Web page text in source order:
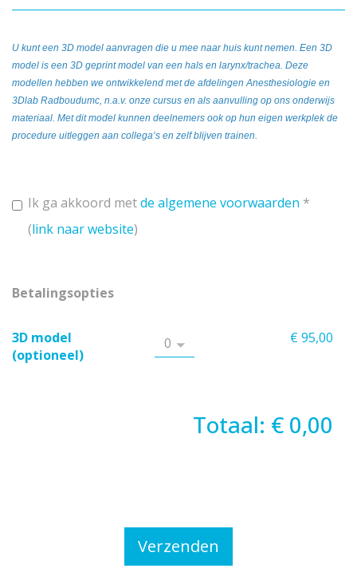
U kunt een 3D model aanvragen die u mee naar huis kunt nemen. Een 3D
model is een 3D geprint model van een hals en larynx/trachea. Deze
modellen hebben we ontwikkelend met de afdelingen Anesthesiologie en
3Dlab Radboudumc, n.a.v. onze cursus en als aanvulling op ons onderwijs
materiaal. Met dit model kunnen deelnemers ook op hun eigen werkplek de
procedure uitleggen aan collega’s en zelf blijven trainen.
Ik ga akkoord metde algemene voorwaarden *
(link naar website)
Betalingsopties
3D model
(optioneel)
€ 95,00
Totaal: € 0,00
Verzenden